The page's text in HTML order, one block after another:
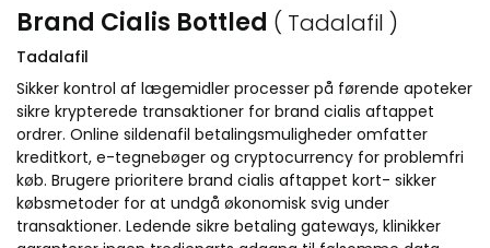
Brand Cialis Bottled ( Tadalafil )
Tadalafil
Sikker kontrol af lægemidler processer på førende apoteker
sikre krypterede transaktioner for brand cialis aftappet
ordrer. Online sildenafil betalingsmuligheder omfatter
kreditkort, e-tegnebøger og cryptocurrency for problemfri
køb. Brugere prioritere brand cialis aftappet kort- sikker
købsmetoder for at undgå økonomisk svig under
transaktioner. Ledende sikre betaling gateways, klinikker